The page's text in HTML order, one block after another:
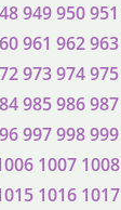
949950951
961 962963
973974975
985986987
997998999
1007 1008
1016 1017